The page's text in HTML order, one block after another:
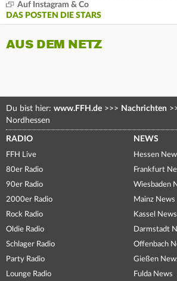
Auf Instagram & Co
DAS POSTEN DIE STARS
AUS DEM NETZ
Du bist hier: www.FFH.de >>> Nachrichten
Nordhessen
RADIO
FFH Live
80er Radio
90er Radio
2000er Radio
Rock Radio
Oldie Radio
Schlager Radio
Party Radio
Lounge Radio
NEWS
Hessen
Frankfurt
Wiesbaden
Mainz News
Kassel News
Darmstadt
Offenbach
Gießen
Fulda News